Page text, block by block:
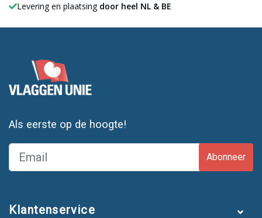
Levering en plaatsing door heel NL & BE
Als eerste op de hoogte!
Abonneer
Klantenservice